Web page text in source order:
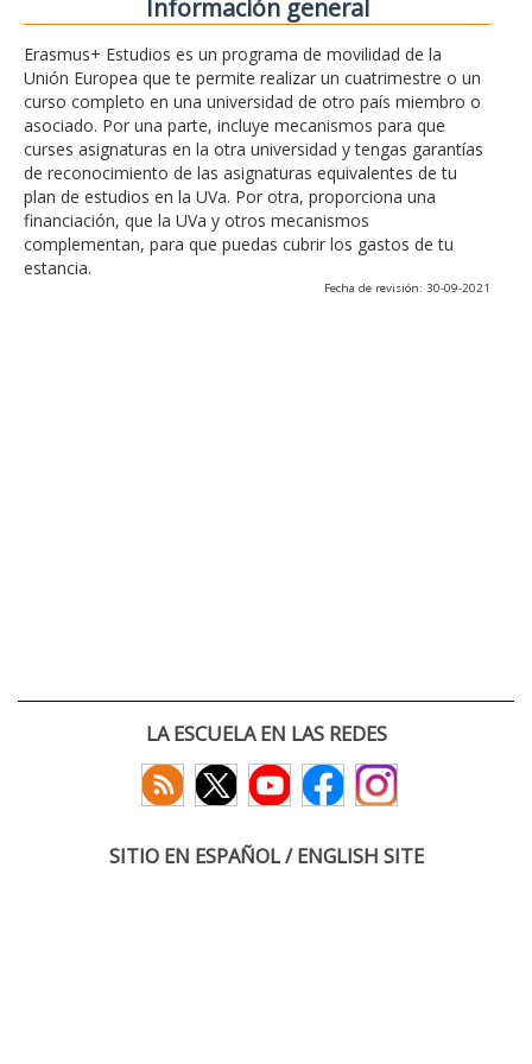
Información general
Erasmus+ Estudios es un programa de movilidad de la
Unión Europea que te permite realizar un cuatrimestre o un
curso completo en una universidad de otro país miembro o
asociado. Por una parte, incluye mecanismos para que
curses asignaturas en la otra universidad y tengas garantías
de reconocimiento de las asignaturas equivalentes de tu
plan de estudios en la UVa. Por otra, proporciona una
financiación, que la UVa y otros mecanismos
complementan, para que puedas cubrir los gastos de tu
estancia.
Fecha de revisión: 30-09-2021
LA ESCUELA EN LAS REDES
SITIO EN ESPAÑOL / ENGLISH SITE